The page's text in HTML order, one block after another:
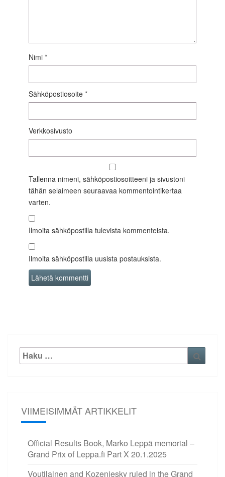
Nimi *
Sähköpostiosoite *
Verkkosivusto
Tallenna nimeni, sähköpostiosoitteeni ja sivustoni
tähän selaimeen seuraavaa kommentointikertaa
varten.
Ilmoita sähköpostilla tulevista kommenteista.
Ilmoita sähköpostilla uusista postauksista.
Etsi:
VIIMEISIMMÄT ARTIKKELIT
Official Results Book, Marko Leppä memorial –
Grand Prix of Leppa.fi Part X 20.1.2025
Voutilainen and Kozeniesky ruled in the Grand